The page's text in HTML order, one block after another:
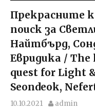
Прекрасните
поиск за
Найтбърд,
Евридика / The
quest for Light
Seondeok,
10.10.2021 admin